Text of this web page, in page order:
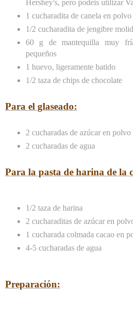
Hershey's, pero podeis utilizar
1 cucharadita de canela en polvo
1/2 cucharadita de jengibre
60 g de mantequilla muy
pequeños
1 huevo, ligeramente batido
1/2 taza de chips de chocolate
Para el glaseado:
2 cucharadas de azúcar en polvo
2 cucharadas de agua
Para la pasta de harina de la
1/2 taza de harina
2 cucharaditas de azúcar en
1 cucharada colmada cacao en
4-5 cucharadas de agua
Preparación: